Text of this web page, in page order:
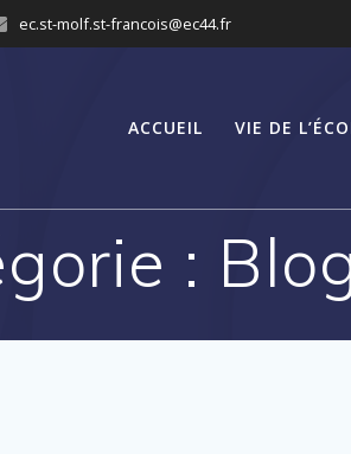
ec.st-molf.st-francois@ec44.fr
ACCUEIL VIE DE
: